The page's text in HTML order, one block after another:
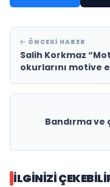
ÖNCEKI HABER
Salih Korkmaz
okurlarını motive
Bandırma
İLGINIZI